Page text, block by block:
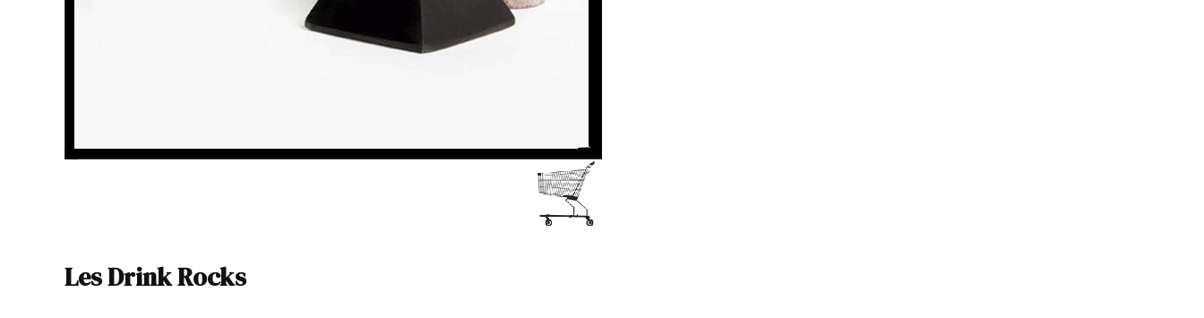
Les Drink Rocks